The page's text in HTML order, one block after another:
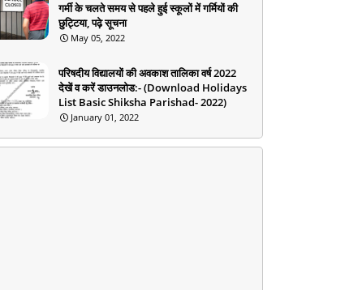
गर्मी के चलते समय से पहले हुई स्कूलों में गर्मियों की
छुट्टिया, पढ़े सूचना
May 05, 2022
परिषदीय विद्यालयों की अवकाश तालिका वर्ष 2022
देखें व करें डाउनलोड:- (Download Holidays
List Basic Shiksha Parishad- 2022)
January 01, 2022